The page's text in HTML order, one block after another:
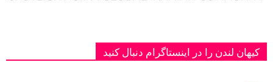
کیهان لندن را در اینستاگرام دنبال کنید